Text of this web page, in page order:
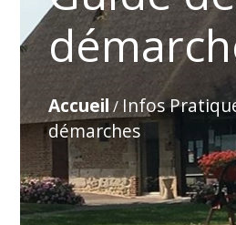
Accueil / Infos
démarches